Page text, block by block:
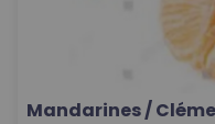
Mandarines /